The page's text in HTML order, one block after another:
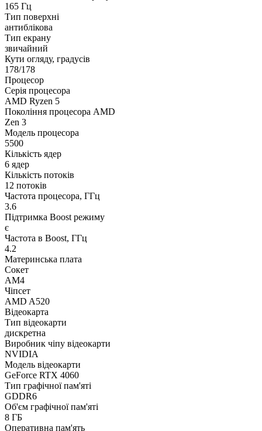
165 Гц
Тип поверхні
антиблікова
Тип екрану
звичайний
Кути огляду, градусів
178/178
Процесор
Серія процесора
AMD Ryzen 5
Покоління процесора AMD
Zen 3
Модель процесора
5500
Кількість ядер
6 ядер
Кількість потоків
12 потоків
Частота процесора, ГГц
3.6
Підтримка Boost режиму
є
Частота в Boost, ГГц
4.2
Материнська плата
Сокет
AM4
Чіпсет
AMD A520
Відеокарта
Тип відеокарти
дискретна
Виробник чіпу відеокарти
NVIDIA
Модель відеокарти
GeForce RTX 4060
Тип графічної пам'яті
GDDR6
Об'єм графічної пам'яті
8 ГБ
Оперативна пам'ять